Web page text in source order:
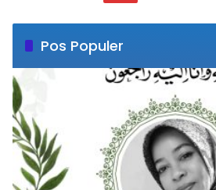
Pos Populer